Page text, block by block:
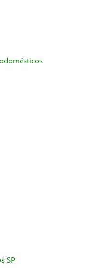
SP